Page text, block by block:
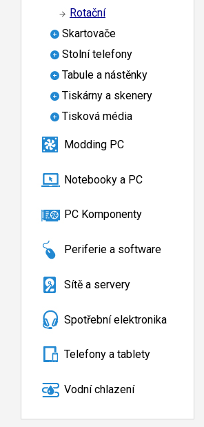
Rotační
Skartovače
Stolní telefony
Tabule a nástěnky
Tiskárny a skenery
Tisková média
Modding PC
Notebooky a PC
PC Komponenty
Periferie a software
Sítě a servery
Spotřební elektronika
Telefony a tablety
Vodní chlazení